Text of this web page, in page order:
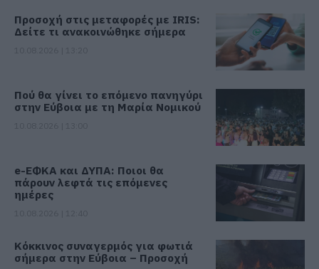
Προσοχή στις μεταφορές με IRIS:
Δείτε τι ανακοινώθηκε σήμερα
Πού θα γίνει το επόμενο πανηγύρι
στην Εύβοια με τη Μαρία Νομικού
e-ΕΦΚΑ και ΔΥΠΑ: Ποιοι θα
πάρουν λεφτά τις επόμενες
ημέρες
Κόκκινος συναγερμός για φωτιά
σήμερα στην Εύβοια – Προσοχή